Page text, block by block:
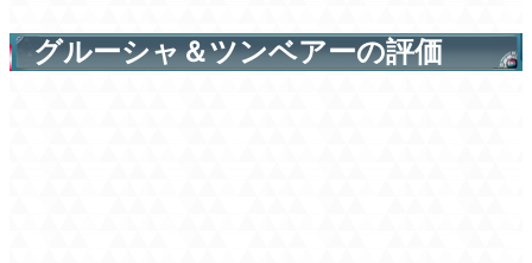
グルーシャ＆ツンベアーの評価